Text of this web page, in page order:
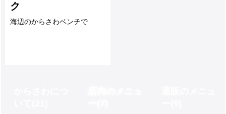
ク
海辺のからさわベンチで